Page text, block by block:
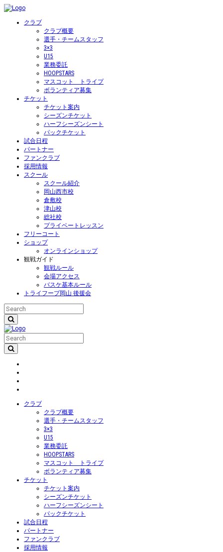
クラブ
クラブ概要
選手・チームスタッフ
3×3
U15
業務委託
HOOPSTARS
マスコット トライプ
ボランティア募集
チケット
チケット案内
シーズンチケット
ハーフシーズンシート
パックチケット
試合日程
パートナー
ファンクラブ
採用情報
スクール
スクール紹介
岡山西市校
倉敷校
津山校
総社校
プライベートレッスン
フリーコート
ショップ
オンラインショップ
観戦ガイド
観戦ルール
会場アクセス
バスケ基本ルール
トライフープ岡山 後援会
クラブ
クラブ概要
選手・チームスタッフ
3×3
U15
業務委託
HOOPSTARS
マスコット トライプ
ボランティア募集
チケット
チケット案内
シーズンチケット
ハーフシーズンシート
パックチケット
試合日程
パートナー
ファンクラブ
採用情報